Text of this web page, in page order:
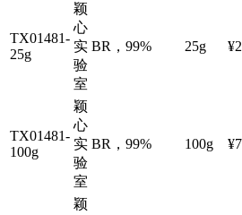
TX01481-
25g
颖
心
实
验
室
BR，99% 25g
TX01481-
100g
颖
心
实
验
室
BR，99% 100g
颖